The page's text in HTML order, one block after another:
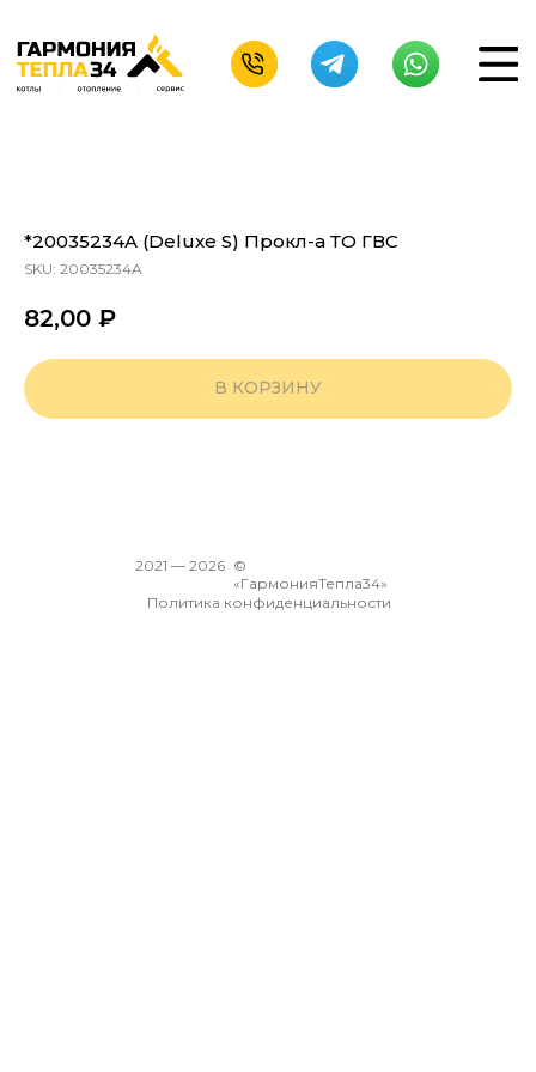
*20035234A (Deluxe S) Прокл-а ТО ГВС
SKU: 20035234A
82,00 ₽
В КОРЗИНУ
Политика конфиденциальности
©
«ГармонияТепла34»
2026
2021 —